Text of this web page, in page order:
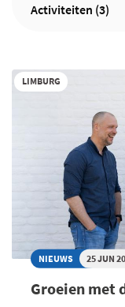
Activiteiten (3)
LIMBURG
NIEUWS 25 JUN
Groeien met